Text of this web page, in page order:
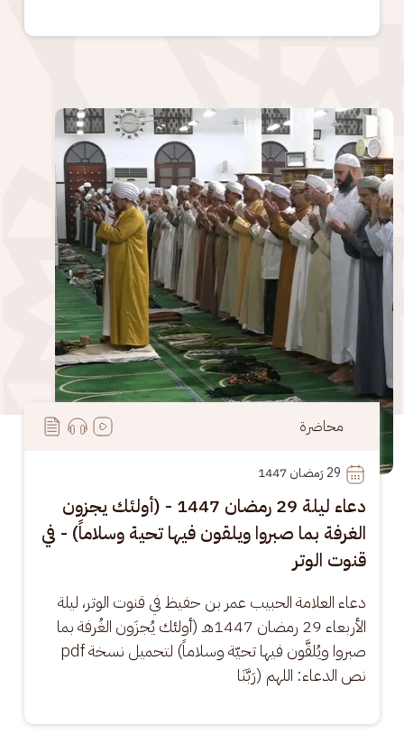
الصورة
محاضرة
29
دعاء ليلة 29 رمضان 1447 - (أولئك يجزون
الغرفة بما صبروا ويلقون فيها تحية وسلاماً) - في
قنوت الوتر
دعاء العلامة الحبيب عمر بن حفيظ في قنوت الوتر، ليلة
الأربعاء 29 رمضان 1447هـ (أولئك يُجزَون الغُرفة بما
نص الدعاء: اللهم (رَبَّنَا